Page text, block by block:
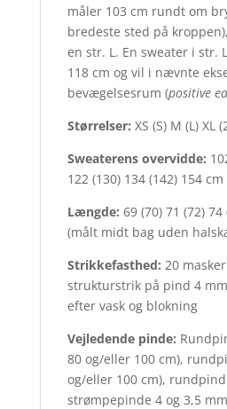
måler 103 cm rundt om
bredeste sted på
en str. L. En sweater i str.
118 cm og vil i nævnte
bevægelsesrum (positive
Størrelser: XS (S) M (L) XL
Sweaterens overvidde:
122 (130) 134 (142) 154 cm
Længde: 69 (70) 71 (72)
(målt midt bag uden
Strikkefasthed: 20
strukturstrik på pind 4
efter vask og blokning
Vejledende pinde:
80 og/eller 100 cm),
og/eller 100 cm),
strømpepinde 4 og 3,5